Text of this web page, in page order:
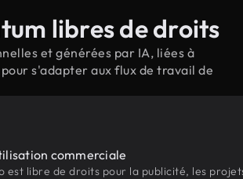
libres de droits
et générées par IA, liées à
s'adapter aux flux de travail de
commerciale
est libre de droits pour la publicité, les